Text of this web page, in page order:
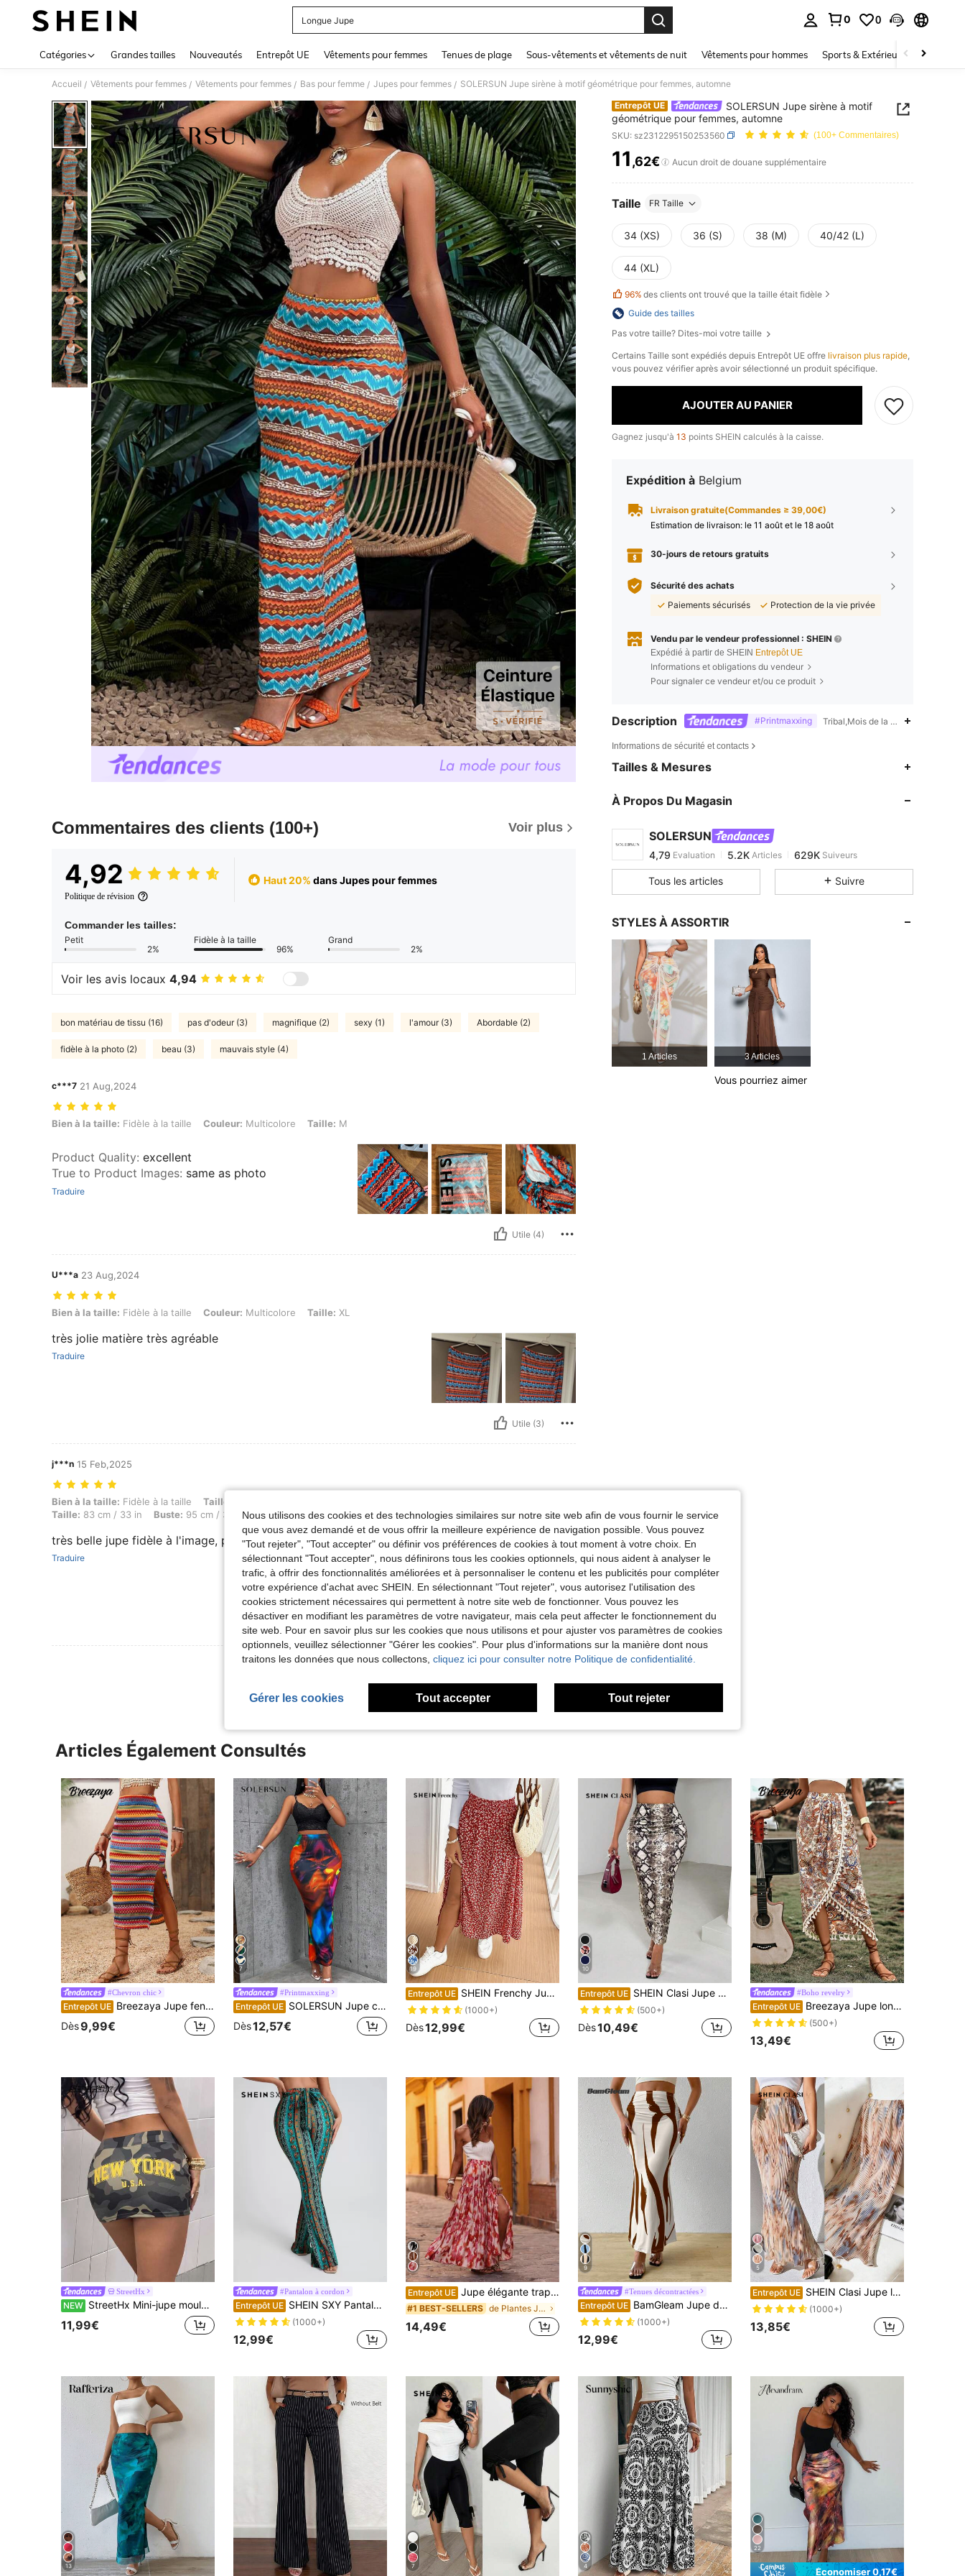
Longue Jupe
0 0
Catégories Grandes tailles Nouveautés Entrepôt UE Vêtements pour femmes Tenues de plage Sous-vêtements et vêtements de nuit Vêtements pour hommes Sports & Extérieur Enfants
Accueil / Vêtements pour femmes / Vêtements pour femmes / Bas pour femme / Jupes pour femmes / SOLERSUN Jupe sirène à motif géométrique pour femmes, automne
Commentaires des clients (100+) Voir plus
4,92
Politique de révision
Haut 20% dans Jupes pour femmes
Commander les tailles:
Petit
2%
Fidèle à la taille
96%
Grand
2%
Voir les avis locaux 4,94
bon matériau de tissu (16) pas d'odeur (3) magnifique (2) sexy (1) l'amour (3) Abordable (2)
fidèle à la photo (2) beau (3) mauvais style (4)
c***7 21 Aug,2024
Bien à la taille: Fidèle à la taille, Couleur: Multicolore, Taille: M
Bien à la taille: Fidèle à la taille Couleur: Multicolore Taille: M
Product Quality: excellent
True to Product Images: same as photo
Traduire
Utile (4)
U***a 23 Aug,2024
Bien à la taille: Fidèle à la taille, Couleur: Multicolore, Taille: XL
Bien à la taille: Fidèle à la taille Couleur: Multicolore Taille: XL
très jolie matière très agréable
Traduire
Utile (3)
j***n 15 Feb,2025
Bien à la taille: Fidèle à la taille, Taille: 167 cm / 66 in, Poids: 75 kg / 165 lbs, Hanches: 104 cm / 41 in, Taille: 83 cm / 33 in, Buste: 95 cm / 37 in, Couleur: Multicolore, Taille: L
Bien à la taille: Fidèle à la taille Taille:
Taille: 83 cm / 33 in Buste: 95 cm / 37 in Couleur:Multicolore Taille:L
très belle jupe fidèle à l'image, parfait pour cet été
Traduire
Utile (1)
Voir Plus D'avis
Entrepôt UE
SOLERSUN Jupe sirène à motif
géométrique pour femmes, automne
SKU: sz2312295150253560 (100+ Commentaires)
PRICE AND AVAILABILITY
11,62€ Aucun droit de douane supplémentaire
Taille FR Taille
34 (XS) 36 (S) 38 (M) 40/42 (L)
44 (XL)
96% des clients ont trouvé que la taille était fidèle
Guide des tailles
Pas votre taille? Dites-moi votre taille
​Certains Taille sont expédiés depuis Entrepôt UE offre livraison plus rapide
vous pouvez vérifier après avoir sélectionné un produit spécifique.
AJOUTER AU PANIER
Gagnez jusqu'à 13 points SHEIN calculés à la caisse.
Expédition à Belgium
Livraison gratuite(Commandes ≥ 39,00€)
Estimation de livraison: le 11 août et le 18 août
30-jours de retours gratuits
Sécurité des achats
Paiements sécurisés
Protection de la vie privée
Vendu par le vendeur professionnel : SHEIN
Expédié à partir de SHEIN Entrepôt UE
Informations et obligations du vendeur
Pour signaler ce vendeur et/ou ce produit
Description #Printmaxxing Tribal,Mois de la fierté,Crayon
Informations de sécurité et contacts
Tailles & Mesures
À Propos Du Magasin
SOLERSUN
4,79
5.2K
Evaluation 5.2KArticles
a***mest en train de naviguer
4,79 5.2K
629K
4,79
4,79
Tous les articles Suivre
STYLES À ASSORTIR
1 Articles 3 Articles
Vous pourriez aimer
Articles Également Consultés
#Chevron chic
Entrepôt UE Breezaya Jupe fendue côté avec imprimé géométrique pour femmes, ourlet asymétrique, idéale pour les vacances, le Nouvel An et la plage
Dès9,99€
7
#Printmaxxing
Entrepôt UE SOLERSUN Jupe crayon tie dye pour femmes, automne
Dès12,57€
19
Entrepôt UE SHEIN Frenchy Jupe femme à volants et fente avec imprimé floral
(1000+)
Dès12,99€
10
Entrepôt UE SHEIN Clasi Jupe ajustée à taille haute avec imprimé peau de serpent pour femme
(500+)
Dès10,49€
#Boho revelry
Entrepôt UE Breezaya Jupe longue à ourlet avec franges et imprimé cachemire, tenue de vacances plage pour femmes
(500+)
13,49€
StreetHx
NEW StreetHx Mini-jupe moulante taille basse élastique style Y2K Millennium, camouflage américain, imprimé lettres jaunes NEW YORK
11,99€
#Pantalon à cordon
Entrepôt UE SHEIN SXY Pantalon évasé à imprimé fleuri à nœud
(1000+)
12,99€
Entrepôt UE Jupe élégante trapèze avec ourlet à volants pour femmes, tissu imprimé floral, convient pour les fêtes, les vacances et la plage au printemps, style bohème chic
#1 BEST-SELLERS de Plantes Jupes pour femmes
14,49€
9
#Tenues décontractées
Entrepôt UE BamGleam Jupe de sirène imprimée avec effet color-block pour femmes, idéale pour l'automne
(1000+)
12,99€
5
Entrepôt UE SHEIN Clasi Jupe longue plissée à taille élastique et ourlet en queue de poisson avec imprimés aléatoires, pour le printemps et l'été, pour femmes
(1000+)
13,85€
13 7 4
22
Économiser 0,17€
Nous utilisons des cookies et des technologies similaires sur notre site web afin de vous fournir le service
que vous avez demandé et de vous offrir la meilleure expérience de navigation possible. Vous pouvez
"Tout rejeter", "Tout accepter" ou définir vos préférences de cookies à tout moment à votre choix. En
sélectionnant "Tout accepter", nous définirons tous les cookies optionnels, qui nous aident à analyser le
trafic, à offrir des fonctionnalités améliorées et à personnaliser le contenu et les publicités pour compléter
votre expérience d'achat avec SHEIN. En sélectionnant "Tout rejeter", vous autorisez l'utilisation des
cookies strictement nécessaires qui permettent à notre site web de fonctionner. Vous pouvez les
désactiver en modifiant les paramètres de votre navigateur, mais cela peut affecter le fonctionnement du
site web. Pour en savoir plus sur les cookies que nous utilisons et pour ajuster vos paramètres de cookies
optionnels, veuillez sélectionner "Gérer les cookies". Pour plus d'informations sur la manière dont nous
traitons les données que nous collectons, cliquez ici pour consulter notre Politique de confidentialité.
Gérer les cookies Tout accepter Tout rejeter